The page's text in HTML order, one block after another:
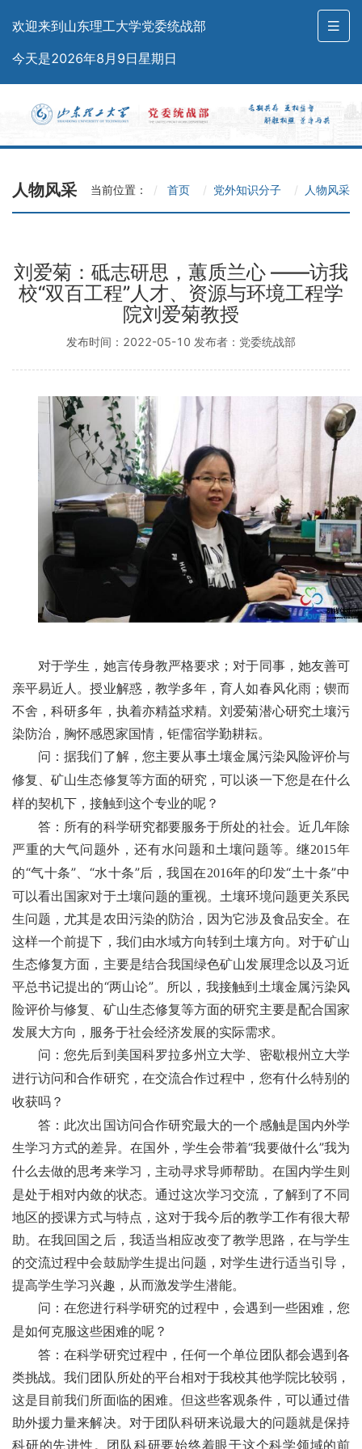
欢迎来到山东理工大学党委统战部
今天是2026年8月9日星期日
人物风采 当前位置： 首页 党外知识分子 人物风采
刘爱菊：砥志研思，蕙质兰心 ——访我
校“双百工程”人才、资源与环境工程学
院刘爱菊教授
发布时间：2022-05-10 发布者：党委统战部
对于学生，她言传身教严格要求；对于同事，她友善可
亲平易近人。授业解惑，教学多年，育人如春风化雨；锲而
不舍，科研多年，执着亦精益求精。刘爱菊潜心研究土壤污
染防治，胸怀感恩家国情，钜儒宿学勤耕耘。
问：据我们了解，您主要从事土壤金属污染风险评价与
修复、矿山生态修复等方面的研究，可以谈一下您是在什么
样的契机下，接触到这个专业的呢？
答：所有的科学研究都要服务于所处的社会。近几年除
严重的大气问题外，还有水问题和土壤问题等。继2015年
的“气十条”、“水十条”后，我国在2016年的印发“土十条”中
可以看出国家对于土壤问题的重视。土壤环境问题更关系民
生问题，尤其是农田污染的防治，因为它涉及食品安全。在
这样一个前提下，我们由水域方向转到土壤方向。对于矿山
生态修复方面，主要是结合我国绿色矿山发展理念以及习近
平总书记提出的“两山论”。所以，我接触到土壤金属污染风
险评价与修复、矿山生态修复等方面的研究主要是配合国家
发展大方向，服务于社会经济发展的实际需求。
问：您先后到美国科罗拉多州立大学、密歇根州立大学
进行访问和合作研究，在交流合作过程中，您有什么特别的
收获吗？
答：此次出国访问合作研究最大的一个感触是国内外学
生学习方式的差异。在国外，学生会带着“我要做什么”我为
什么去做的思考来学习，主动寻求导师帮助。在国内学生则
是处于相对内敛的状态。通过这次学习交流，了解到了不同
地区的授课方式与特点，这对于我今后的教学工作有很大帮
助。在我回国之后，我适当相应改变了教学思路，在与学生
的交流过程中会鼓励学生提出问题，对学生进行适当引导，
提高学生学习兴趣，从而激发学生潜能。
问：在您进行科学研究的过程中，会遇到一些困难，您
是如何克服这些困难的呢？
答：在科学研究过程中，任何一个单位团队都会遇到各
类挑战。我们团队所处的平台相对于我校其他学院比较弱，
这是目前我们所面临的困难。但这些客观条件，可以通过借
助外援力量来解决。对于团队科研来说最大的问题就是保持
科研的先进性。团队科研要始终着眼于这个科学领域的前